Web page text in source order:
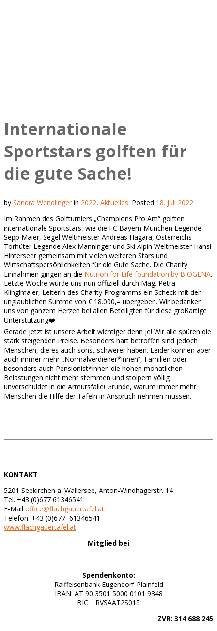
Internationale
Sportstars golften für
die gute Sache!
by Sandra Wendlinger in 2022, Aktuelles. Posted 18. Juli 2022
Im Rahmen des Golfturniers „Champions Pro Am“ golften
internationale Sportstars, wie die FC Bayern München Legende
Sepp Maier, Segel Weltmeister Andreas Hagara, Österreichs
Torhüter Legende Alex Manninger und Ski Alpin Weltmeister Hansi
Hinterseer gemeinsam mit vielen weiteren Stars und
Wirtschaftspersönlichkeiten für die Gute Sache. Die Charity
Einnahmen gingen an die Nutrion for Life foundation by BIOGENA.
Letzte Woche wurde uns nun offiziell durch Mag. Petra
Klinglmaier, Leiterin des Charity Programms ein Scheck mit der
unglaublichen Summe von € 18.000,– übergeben. Wir bedanken
uns von ganzem Herzen bei allen Beteiligten für diese großartige
Unterstützung❤️
Gerade jetzt ist unsere Arbeit wichtiger denn je! Wir alle spüren die
stark steigenden Preise. Besonders hart betroffen sind jedoch
Menschen, die es auch sonst schwerer haben. Leider können aber
auch immer mehr „Normalverdiener*innen“, Familien oder
besonders auch Pensionist*innen die hohen monatlichen
Belastungen nicht mehr stemmen und stolpern völlig
unverschuldet in die Armutsfalle! Gründe, warum immer mehr
Menschen die Hilfe der Tafeln in Anspruch nehmen müssen.
KONTAKT
5201 Seekirchen a. Wallersee, Anton-Windhagerstr. 14
Tel. +43 (0)677 61346541
E-Mail office@flachgauertafel.at
Telefon: +43 (0)677 61346541
www.flachgauertafel.at
Mitglied bei
Spendenkonto:
Raiffeisenbank Eugendorf-Plainfeld
IBAN: AT 90 3501 5000 0101 9348
BIC: RVSAAT2S015
ZVR: 314 688 245